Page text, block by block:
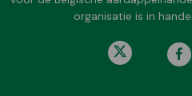
organisatie is in